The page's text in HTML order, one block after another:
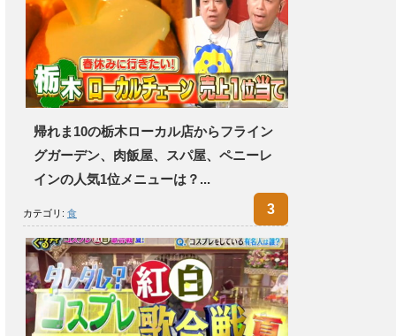
帰れま10の栃木ローカル店からフライン
グガーデン、肉飯屋、スパ屋、ペニーレ
インの人気1位メニューは？...
カテゴリ: 食